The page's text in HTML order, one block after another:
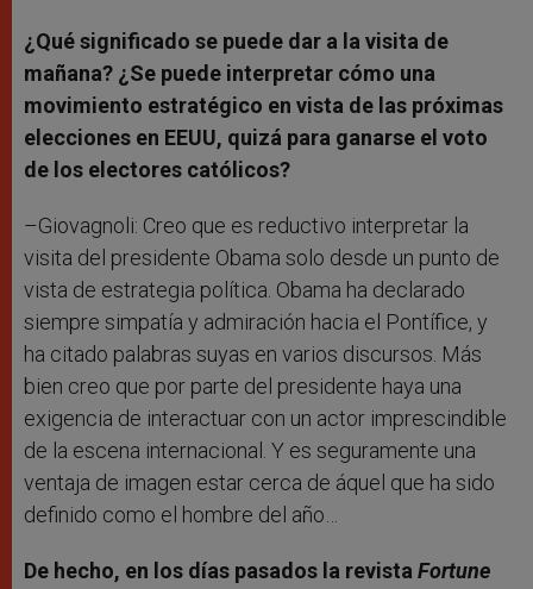
¿Qué significado se puede dar a la visita de
mañana? ¿Se puede interpretar cómo una
movimiento estratégico en vista de las próximas
elecciones en EEUU, quizá para ganarse el voto
de los electores católicos?
–Giovagnoli: Creo que es reductivo interpretar la
visita del presidente Obama solo desde un punto de
vista de estrategia política. Obama ha declarado
siempre simpatía y admiración hacia el Pontífice, y
ha citado palabras suyas en varios discursos. Más
bien creo que por parte del presidente haya una
exigencia de interactuar con un actor imprescindible
de la escena internacional. Y es seguramente una
ventaja de imagen estar cerca de áquel que ha sido
definido como el hombre del año…
De hecho, en los días pasados la revistaFortune